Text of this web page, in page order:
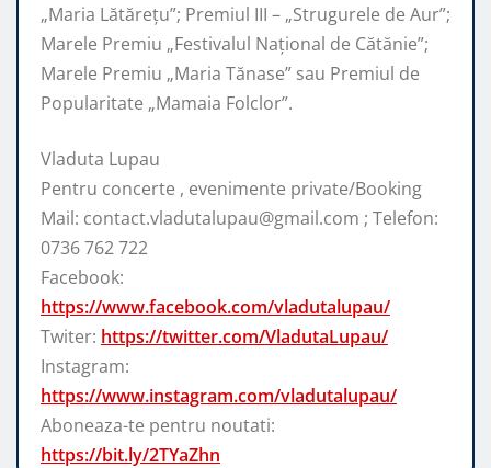
„Maria Lătărețu”; Premiul III – „Strugurele de Aur”;
Marele Premiu „Festivalul Național de Cătănie”;
Marele Premiu „Maria Tănase” sau Premiul de
Popularitate „Mamaia Folclor”.
Vladuta Lupau
Pentru concerte , evenimente private/Booking
Mail: contact.vladutalupau@gmail.com ; Telefon:
0736 762 722
Facebook:
https://www.facebook.com/vladutalupau/
Twiter: https://twitter.com/VladutaLupau/
Instagram:
https://www.instagram.com/vladutalupau/
Aboneaza-te pentru noutati:
https://bit.ly/2TYaZhn